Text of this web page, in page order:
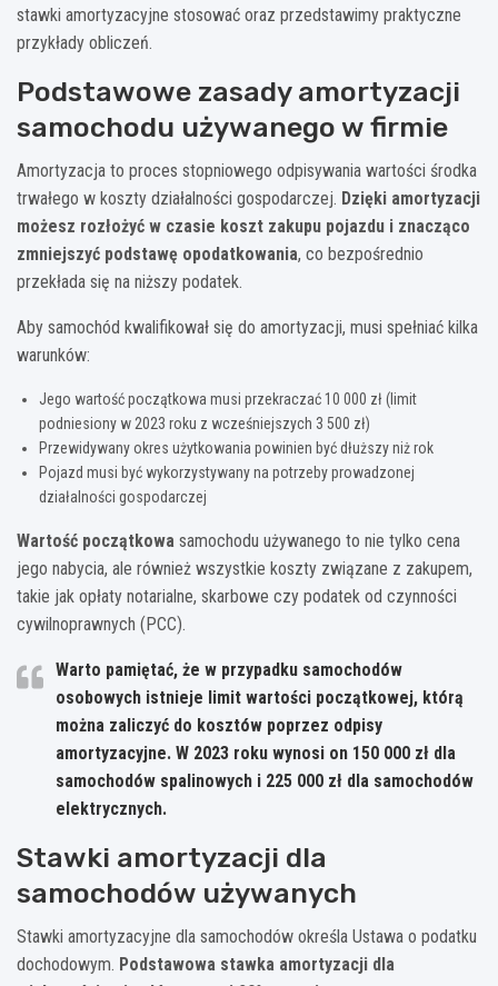
stawki amortyzacyjne stosować oraz przedstawimy praktyczne
przykłady obliczeń.
Podstawowe zasady amortyzacji
samochodu używanego w firmie
Amortyzacja to proces stopniowego odpisywania wartości środka
trwałego w koszty działalności gospodarczej. Dzięki amortyzacji
możesz rozłożyć w czasie koszt zakupu pojazdu i znacząco
zmniejszyć podstawę opodatkowania, co bezpośrednio
przekłada się na niższy podatek.
Aby samochód kwalifikował się do amortyzacji, musi spełniać kilka
warunków:
Jego wartość początkowa musi przekraczać 10 000 zł (limit
podniesiony w 2023 roku z wcześniejszych 3 500 zł)
Przewidywany okres użytkowania powinien być dłuższy niż rok
Pojazd musi być wykorzystywany na potrzeby prowadzonej
działalności gospodarczej
Wartość początkowa samochodu używanego to nie tylko cena
jego nabycia, ale również wszystkie koszty związane z zakupem,
takie jak opłaty notarialne, skarbowe czy podatek od czynności
cywilnoprawnych (PCC).
Warto pamiętać, że w przypadku samochodów
osobowych istnieje limit wartości początkowej, którą
można zaliczyć do kosztów poprzez odpisy
amortyzacyjne. W 2023 roku wynosi on 150 000 zł dla
samochodów spalinowych i 225 000 zł dla samochodów
elektrycznych.
Stawki amortyzacji dla
samochodów używanych
Stawki amortyzacyjne dla samochodów określa Ustawa o podatku
dochodowym. Podstawowa stawka amortyzacji dla